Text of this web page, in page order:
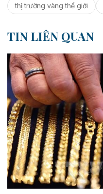
thị trường vàng thế giới
TIN LIÊN QUAN